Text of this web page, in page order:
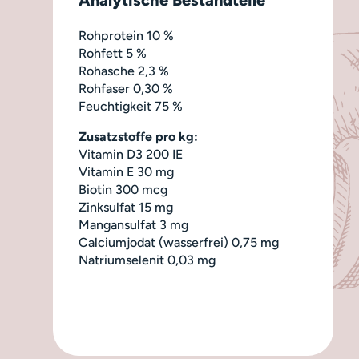
Rohprotein 10 %
Rohfett 5 %
Rohasche 2,3 %
Rohfaser 0,30 %
Feuchtigkeit 75 %
Zusatzstoffe pro kg:
Vitamin D3 200 IE
Vitamin E 30 mg
Biotin 300 mcg
Zinksulfat 15 mg
Mangansulfat 3 mg
Calciumjodat (wasserfrei) 0,75 mg
Natriumselenit 0,03 mg